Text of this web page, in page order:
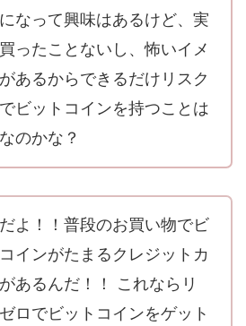
なって興味はあるけど、実
ったことないし、怖いイメ
あるからできるだけリスク
ビットコインを持つことは
のかな？
よ！！普段のお買い物でビ
インがたまるクレジットカ
あるんだ！！ これならリ
ロでビットコインをゲット